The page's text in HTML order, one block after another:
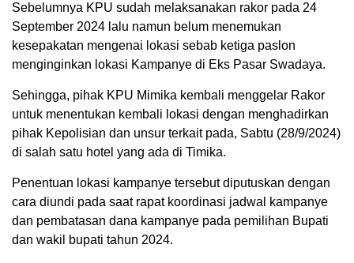
Sebelumnya KPU sudah melaksanakan rakor pada 24
September 2024 lalu namun belum menemukan
kesepakatan mengenai lokasi sebab ketiga paslon
menginginkan lokasi Kampanye di Eks Pasar Swadaya.
Sehingga, pihak KPU Mimika kembali menggelar Rakor
untuk menentukan kembali lokasi dengan menghadirkan
pihak Kepolisian dan unsur terkait pada, Sabtu (28/9/2024)
di salah satu hotel yang ada di Timika.
Penentuan lokasi kampanye tersebut diputuskan dengan
cara diundi pada saat rapat koordinasi jadwal kampanye
dan pembatasan dana kampanye pada pemilihan Bupati
dan wakil bupati tahun 2024.